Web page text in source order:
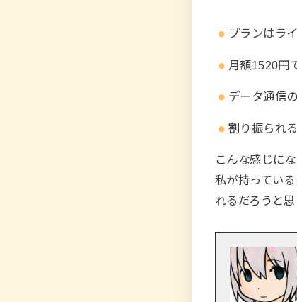
プランはラ
月額1520円
データ通信
割り振られ
こんな感じにな
私が持ってい
れるだろうと